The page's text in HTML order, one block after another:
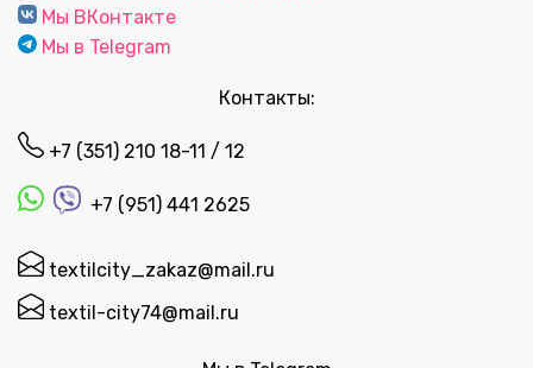
Мы ВКонтакте
Мы в Telegram
Контакты:
+7 (351) 210 18-11 / 12
+7 (951) 441 2625
textilcity_zakaz@mail.ru
textil-city74@mail.ru